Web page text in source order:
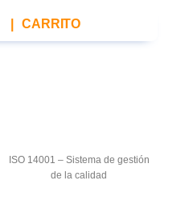
CARRITO
ISO 14001 – Sistema de gestión
de la calidad